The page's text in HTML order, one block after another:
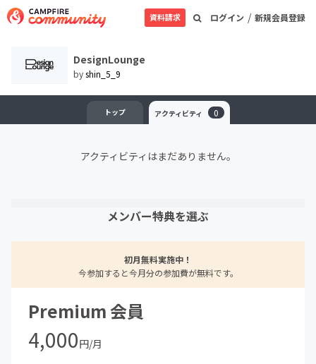
ログイン / 新規会員登録
資料請求
DesignLounge
byshin_5_9
トップ アクティビティ 0
アクティビティはまだありません。
メンバー特典を選ぶ
初月無料実施中！
今参加すると今月分の参加費が無料です。
Premium 会員
4,000円/月